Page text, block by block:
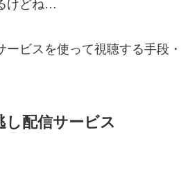
けどね…
ビスを使って視聴する手段・
配信サービス